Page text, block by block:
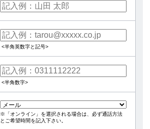
<半角英数字と記号>
<半角数字>
※「オンライン」を選択される場合は、必ず通話方法
とご希望時間を記入下さい。